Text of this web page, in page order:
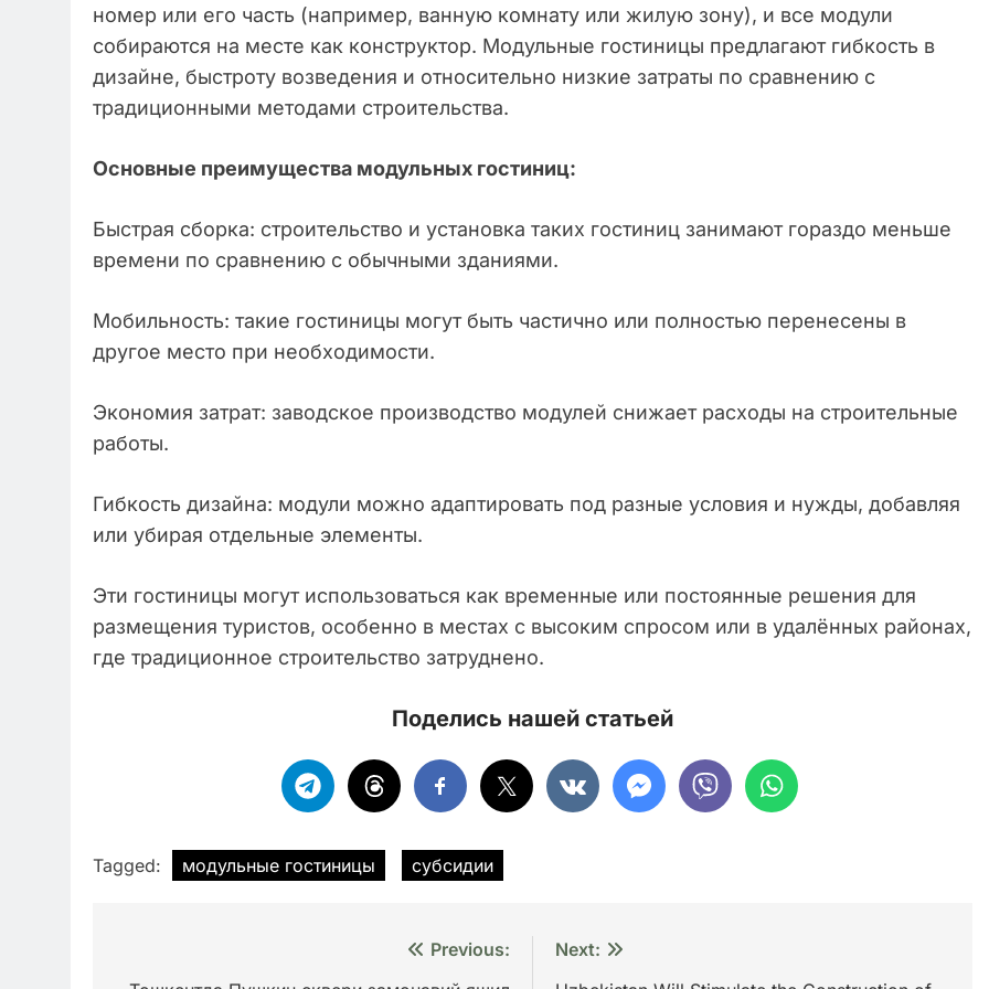
номер или его часть (например, ванную комнату или жилую зону), и все модули
собираются на месте как конструктор. Модульные гостиницы предлагают гибкость в
дизайне, быстроту возведения и относительно низкие затраты по сравнению с
традиционными методами строительства.
Основные преимущества модульных гостиниц:
Быстрая сборка: строительство и установка таких гостиниц занимают гораздо меньше
времени по сравнению с обычными зданиями.
Мобильность: такие гостиницы могут быть частично или полностью перенесены в
другое место при необходимости.
Экономия затрат: заводское производство модулей снижает расходы на строительные
работы.
Гибкость дизайна: модули можно адаптировать под разные условия и нужды, добавляя
или убирая отдельные элементы.
Эти гостиницы могут использоваться как временные или постоянные решения для
размещения туристов, особенно в местах с высоким спросом или в удалённых районах,
где традиционное строительство затруднено.
Поделись нашей статьей
Tagged: модульные гостиницы субсидии
Previous:
Next: